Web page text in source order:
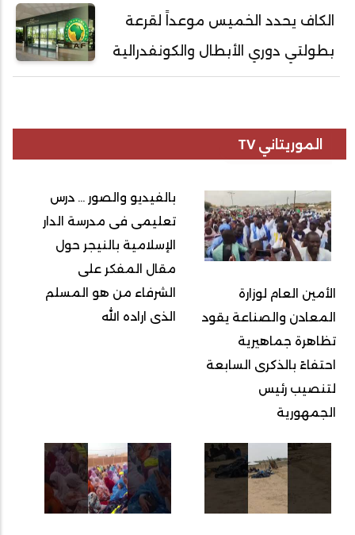
الكاف يحدد الخميس موعداً لقرعة
بطولتي دوري الأبطال والكونفدرالية
الموريتاني TV
الأمين العام لوزارة
المعادن والصناعة يقود
تظاهرة جماهيرية
احتفاءً بالذكرى السابعة
لتنصيب رئيس
الجمهورية
بالفيديو والصور ... درس
تعليمى فى مدرسة الدار
الإسلامية بالنيجر حول
مقال المفكر على
الشرفاء من هو المسلم
الذى اراده الله